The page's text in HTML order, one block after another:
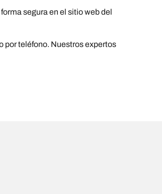
segura en el sitio web del
por teléfono. Nuestros expertos